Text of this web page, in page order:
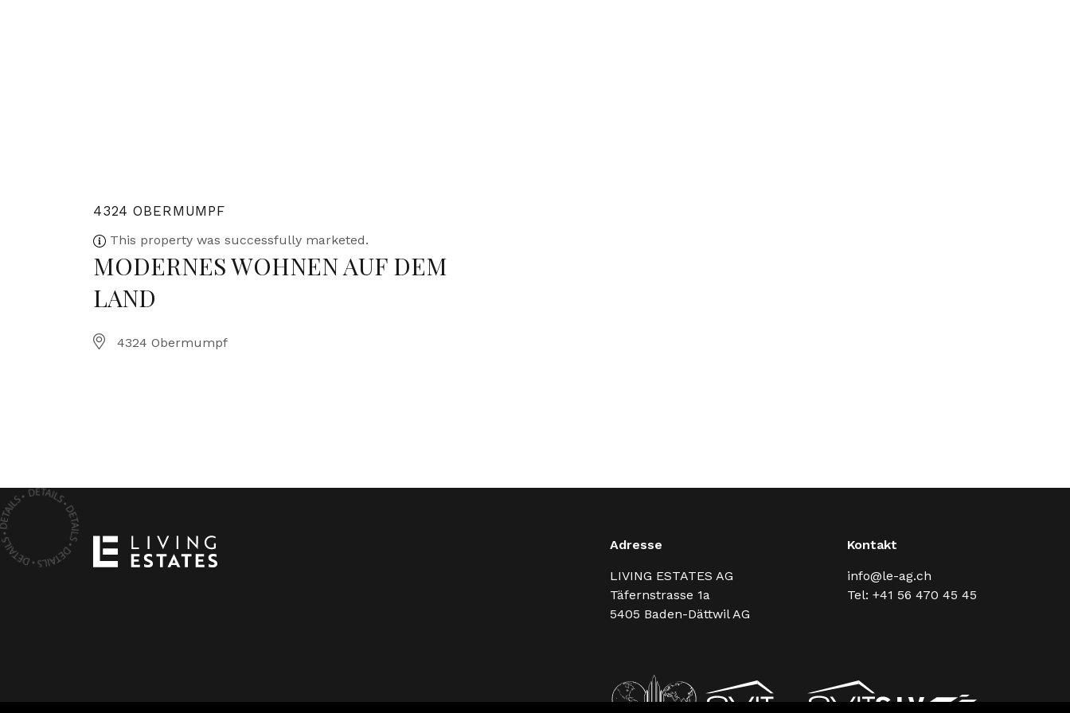
4324 OBERMUMPF
This property was successfully marketed.
MODERNES WOHNEN AUF DEM
LAND
4324 Obermumpf
Adresse
LIVING ESTATES AG
Täfernstrasse 1a
5405 Baden-Dättwil AG
Kontakt
info@le-ag.ch
Tel: +41 56 470 45 45